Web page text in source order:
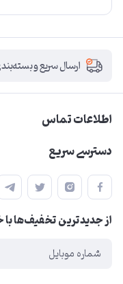
ارسال سریع و
اطلاعات تماس
09210446578
مشهد مقدس ،خیابان
امام رضا (ع)
دسترسی سریع
حساب کاربری
مجله فروشگاه
لیست محصولات
درباره ما
از جدید‌ترین تخفیف‌ها